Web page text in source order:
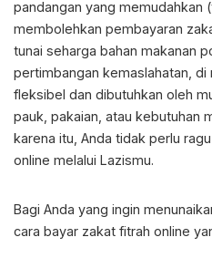
pandangan yang memudahkan
membolehkan pembayaran
tunai seharga bahan makanan
pertimbangan kemaslahatan, di
fleksibel dan dibutuhkan oleh
pauk, pakaian, atau kebutuhan
karena itu, Anda tidak perlu
online melalui Lazismu.
Bagi Anda yang ingin
cara bayar zakat fitrah online